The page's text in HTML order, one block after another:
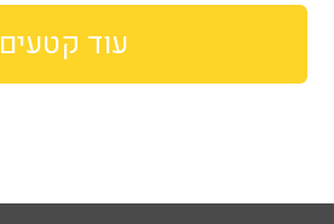
עוד קטעים